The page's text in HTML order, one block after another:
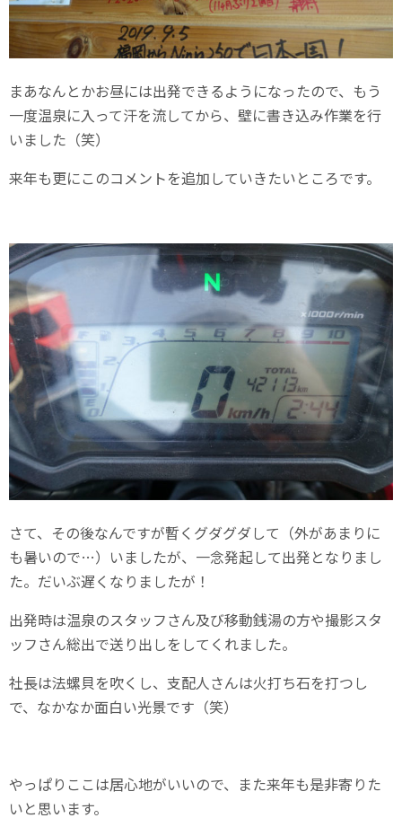
まあなんとかお昼には出発できるようになったので、もう
一度温泉に入って汗を流してから、壁に書き込み作業を行
いました（笑）
来年も更にこのコメントを追加していきたいところです。
さて、その後なんですが暫くグダグダして（外があまりに
も暑いので…）いましたが、一念発起して出発となりまし
た。だいぶ遅くなりましたが！
出発時は温泉のスタッフさん及び移動銭湯の方や撮影スタ
ッフさん総出で送り出しをしてくれました。
社長は法螺貝を吹くし、支配人さんは火打ち石を打つし
で、なかなか面白い光景です（笑）
やっぱりここは居心地がいいので、また来年も是非寄りた
いと思います。